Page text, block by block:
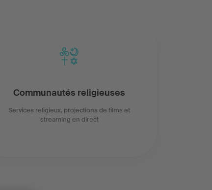
Communautés religieuses
Services religieux, projections de films et
streaming en direct